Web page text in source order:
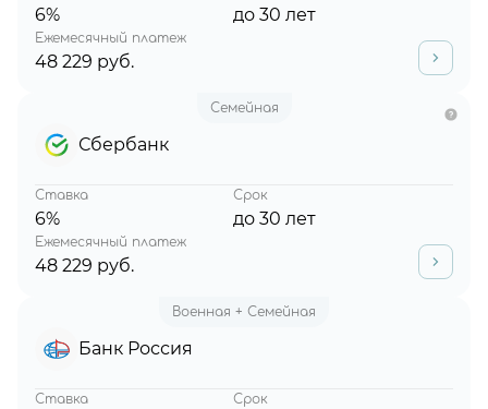
6% до 30 лет
Ежемесячный платеж
48 229 руб.
Семейная
Сбербанк
Ставка
6%
Срок
до 30 лет
Ежемесячный платеж
48 229 руб.
Военная + Семейная
Банк Россия
Ставка Срок